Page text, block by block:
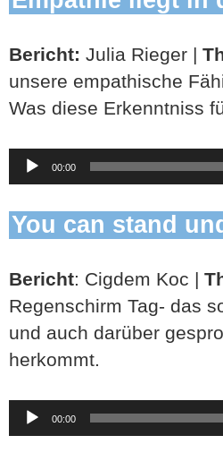
Bericht: Julia Rieger |
unsere empathische
Was diese Erkenntniss
Audio-
Player
00:00
You can stand
Bericht: Cigdem Koc |
Regenschirm Tag- das
und auch darüber
herkommt.
Audio-
Player
00:00